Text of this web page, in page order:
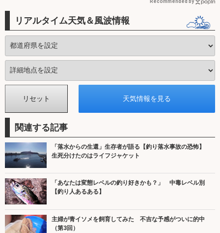
リアルタイム天気＆風波情報
関連する記事
「落水からの生還」生存者が語る【釣り落水事故の恐怖】
生死分けたのはライフジャケット
「あなたは変態レベルの釣り好きかも？」 中毒レベル別
【釣り人あるある】
主婦が青イソメを飼育してみた 不吉な予感がついに的中
（第3回）